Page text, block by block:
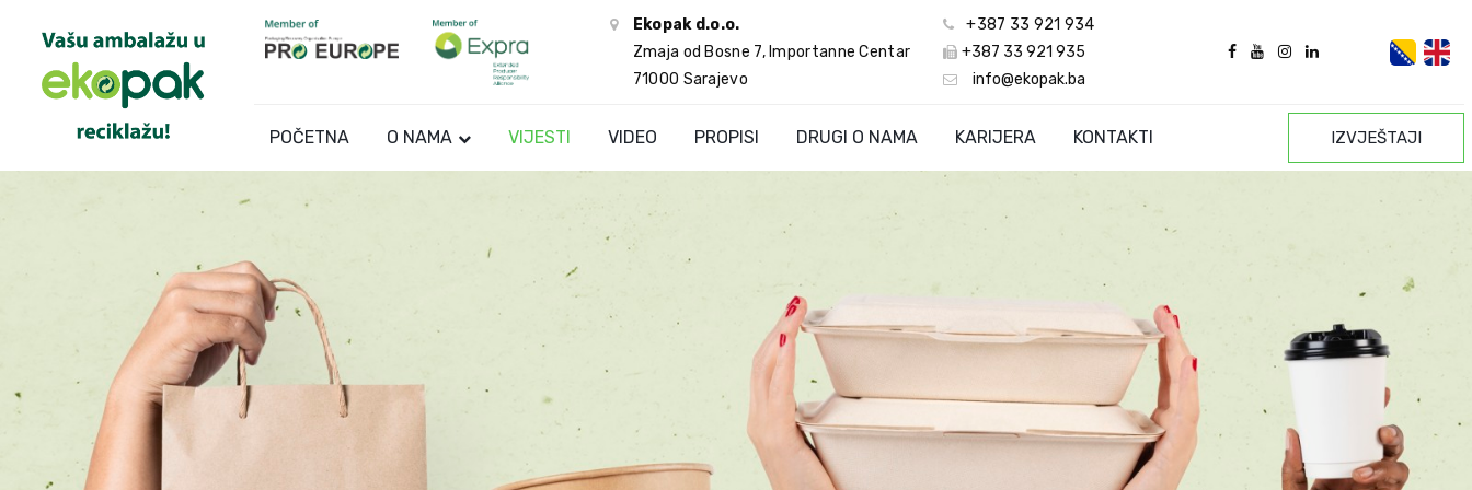
Ekopak d.o.o.
Zmaja od Bosne 7, Importanne Centar
71000 Sarajevo
+387 33 921 934
+387 33 921 935
info@ekopak.ba
POČETNA O NAMA VIJESTI VIDEO PROPISI DRUGI O NAMA KARIJERA KONTAKTI IZVJEŠTAJI